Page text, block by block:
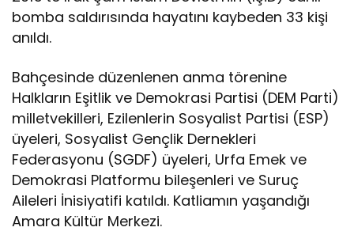
bomba saldırısında hayatını kaybeden 33 kişi
anıldı.
Bahçesinde düzenlenen anma törenine
Halkların Eşitlik ve Demokrasi Partisi (DEM Parti)
milletvekilleri, Ezilenlerin Sosyalist Partisi (ESP)
üyeleri, Sosyalist Gençlik Dernekleri
Federasyonu (SGDF) üyeleri, Urfa Emek ve
Demokrasi Platformu bileşenleri ve Suruç
Aileleri İnisiyatifi katıldı. Katliamın yaşandığı
Amara Kültür Merkezi.